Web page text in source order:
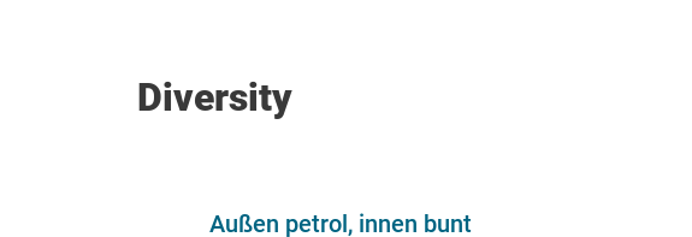
Diversity
Außen petrol, innen bunt